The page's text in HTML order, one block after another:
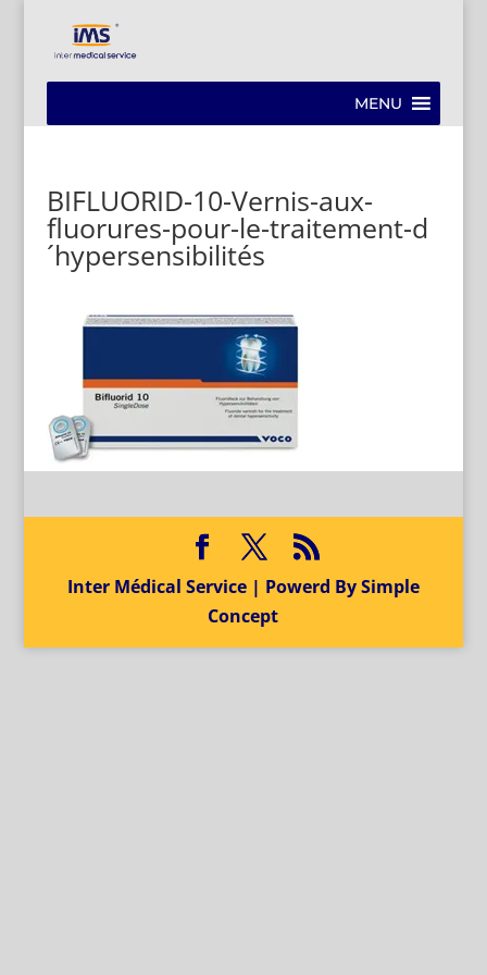
MENU
BIFLUORID-10-Vernis-aux-
fluorures-pour-le-traitement-d
´hypersensibilités
Inter Médical Service | Powerd By Simple
Concept